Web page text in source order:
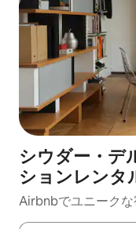
シウダー・デ
ションレンタ
Airbnbでユニーク